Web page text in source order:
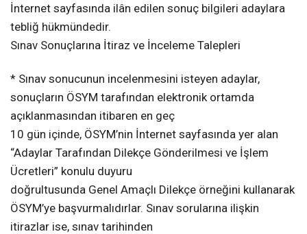
İnternet sayfasında ilân edilen sonuç bilgileri adaylara
tebliğ hükmündedir.
Sınav Sonuçlarına İtiraz ve İnceleme Talepleri
* Sınav sonucunun incelenmesini isteyen adaylar,
sonuçların ÖSYM tarafından elektronik ortamda
açıklanmasından itibaren en geç
10 gün içinde, ÖSYM’nin İnternet sayfasında yer alan
“Adaylar Tarafından Dilekçe Gönderilmesi ve İşlem
Ücretleri” konulu duyuru
doğrultusunda Genel Amaçlı Dilekçe örneğini kullanarak
ÖSYM’ye başvurmalıdırlar. Sınav sorularına ilişkin
itirazlar ise, sınav tarihinden